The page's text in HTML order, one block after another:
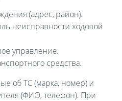
(адрес, район).
неисправности ходовой
управление.
средства.
об ТС (марка, номер) и
(ФИО, телефон). При